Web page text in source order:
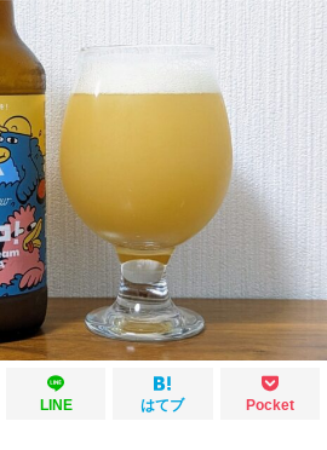
LINE はてブ Pocket